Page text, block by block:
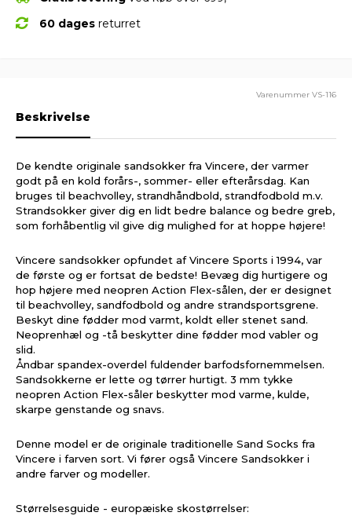
60 dages returret
Varenummer VS-116
Beskrivelse
De kendte originale sandsokker fra Vincere, der varmer
godt på en kold forårs-, sommer- eller efterårsdag. Kan
bruges til beachvolley, strandhåndbold, strandfodbold m.v.
Strandsokker giver dig en lidt bedre balance og bedre greb,
som forhåbentlig vil give dig mulighed for at hoppe højere!
Vincere sandsokker opfundet af Vincere Sports i 1994, var
de første og er fortsat de bedste! Bevæg dig hurtigere og
hop højere med neopren Action Flex-sålen, der er designet
til beachvolley, sandfodbold og andre strandsportsgrene.
Beskyt dine fødder mod varmt, koldt eller stenet sand.
Neoprenhæl og -tå beskytter dine fødder mod vabler og
slid.
Åndbar spandex-overdel fuldender barfodsfornemmelsen.
Sandsokkerne er lette og tørrer hurtigt. 3 mm tykke
neopren Action Flex-såler beskytter mod varme, kulde,
skarpe genstande og snavs.
Denne model er de originale traditionelle Sand Socks fra
Vincere i farven sort. Vi fører også Vincere Sandsokker i
andre farver og modeller.
Størrelsesguide - europæiske skostørrelser: